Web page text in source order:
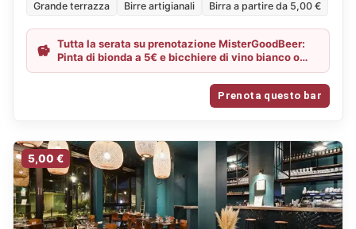
Grande terrazza Birre artigianali Birra a partire da 5,00 €
Tutta la serata su prenotazione MisterGoodBeer:
Pinta di bionda a 5€ e bicchiere di vino bianco o
rosato a 3€
Prenota questo bar
5,00 €